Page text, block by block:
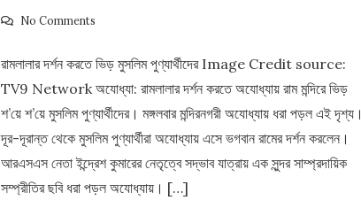
No Comments
রামলালার দর্শন করতে ভিড় মুসলিম পুণ্যার্থীদের Image Credit source:
TV9 Network অযোধ্যা: রামলালার দর্শন করতে অযোধ্যায় রাম মন্দিরে ভিড়
শ’য়ে শ’য়ে মুসলিম পুণ্যার্থীদের। মঙ্গলবার মন্দিরনগরী অযোধ্যায় ধরা পড়ল এই দৃশ্য।
দূর-দূরান্ত থেকে মুসলিম পুণ্যার্থীরা অযোধ্যায় এসে ভগবান রামের দর্শন করলেন।
আরএসএস নেতা ইন্দ্রেশ কুমারের নেতৃত্বে সদ্ভাব যাত্রায় এক সুন্দর সাম্প্রদায়িক
সম্প্রীতির ছবি ধরা পড়ল অযোধ্যায়। […]